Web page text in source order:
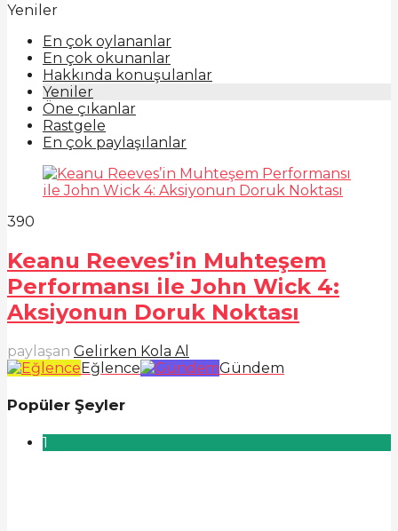
Yeniler
En çok oylananlar
En çok okunanlar
Hakkında konuşulanlar
Yeniler
Öne çıkanlar
Rastgele
En çok paylaşılanlar
390
Keanu Reeves’in Muhteşem
Performansı ile John Wick 4:
Aksiyonun Doruk Noktası
paylaşan Gelirken Kola Al
Eğlence
Gündem
Popüler Şeyler
1